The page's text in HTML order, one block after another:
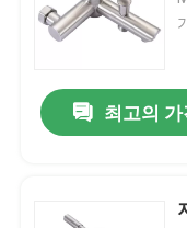
욕실 앵글 밸브
기계 꼭지를 씻기
최고의 가